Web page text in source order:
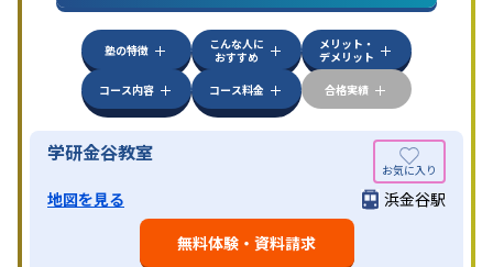
塾の特徴
こんな人に
おすすめ
メリット・
デメリット
コース内容
コース料金 合格実績
学研金谷教室
地図を見る
浜金谷駅
無料体験・資料請求